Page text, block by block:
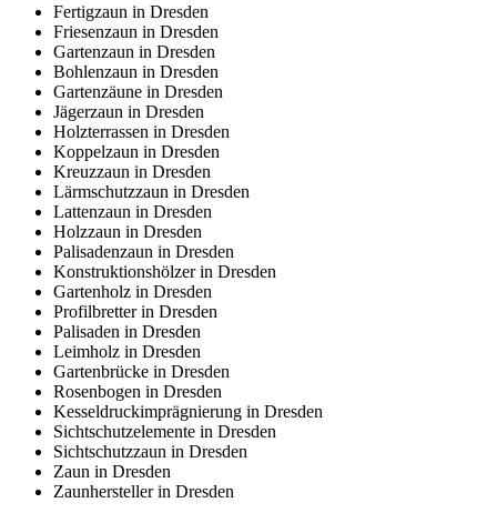
Fertigzaun in Dresden
Friesenzaun in Dresden
Gartenzaun in Dresden
Bohlenzaun in Dresden
Gartenzäune in Dresden
Jägerzaun in Dresden
Holzterrassen in Dresden
Koppelzaun in Dresden
Kreuzzaun in Dresden
Lärmschutzzaun in Dresden
Lattenzaun in Dresden
Holzzaun in Dresden
Palisadenzaun in Dresden
Konstruktionshölzer in Dresden
Gartenholz in Dresden
Profilbretter in Dresden
Palisaden in Dresden
Leimholz in Dresden
Gartenbrücke in Dresden
Rosenbogen in Dresden
Kesseldruckimprägnierung in Dresden
Sichtschutzelemente in Dresden
Sichtschutzzaun in Dresden
Zaun in Dresden
Zaunhersteller in Dresden